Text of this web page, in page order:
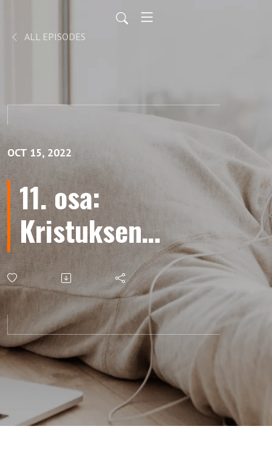
ALL EPISODES
OCT 15, 2022
11. osa:
Kristuksen
nöyryys
esimerkkinämme.
Fil 2:8-11